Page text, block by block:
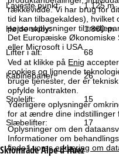
rækkevidde. Vi har brug for
tid kan tilbagekaldes),
personoplysninger til
Det Europæiske Økonomiske
eller Microsoft i USA.
Ved at klikke på Enig
cookies og lignende
bruge tjenester, der er
opfylde kontrakten.
Yderligere oplysninger
for at ændre dine
Oplysninger om den
Informationer om
finde i voreserklæring om
s
i
d
e
Laveste punkt: 1.125 m
Højde skiby: 1.860 m
Lifter i alt: 68
Kabinebaner: 26
Stolelift: 15
Slæbelifter: 17
SkiområdeAlpe d'Huez